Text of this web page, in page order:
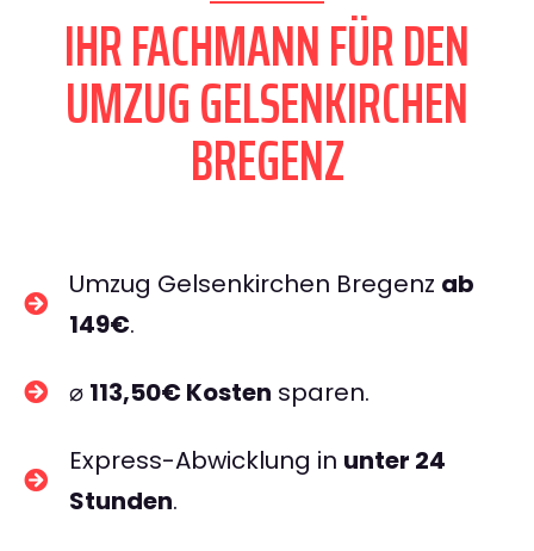
IHR FACHMANN FÜR DEN
UMZUG GELSENKIRCHEN
BREGENZ
Umzug Gelsenkirchen Bregenz ab
149€.
⌀ 113,50€ Kosten sparen.
Express-Abwicklung in unter 24
Stunden.